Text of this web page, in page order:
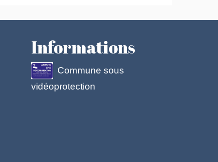
Informations
Commune sous
vidéoprotection